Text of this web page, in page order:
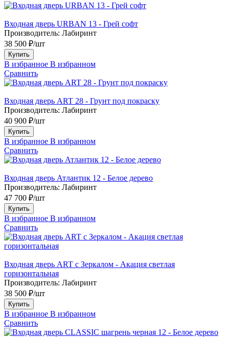
Входная дверь URBAN 13 - Грей софт
Производитель: Лабиринт
38 500 ₽/шт
Купить
В избранное В избранном
Сравнить
Входная дверь ART 28 - Грунт под покраску
Производитель: Лабиринт
40 900 ₽/шт
Купить
В избранное В избранном
Сравнить
Входная дверь Атлантик 12 - Белое дерево
Производитель: Лабиринт
47 700 ₽/шт
Купить
В избранное В избранном
Сравнить
Входная дверь ART с Зеркалом - Акация светлая
горизонтальная
Производитель: Лабиринт
38 500 ₽/шт
Купить
В избранное В избранном
Сравнить